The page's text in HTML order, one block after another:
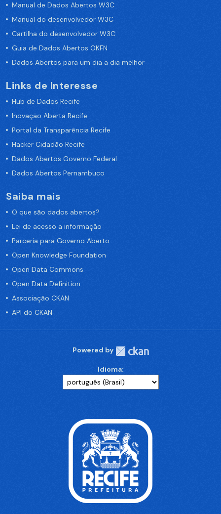
Manual de Dados Abertos W3C
Manual do desenvolvedor W3C
Cartilha do desenvolvedor W3C
Guia de Dados Abertos OKFN
Dados Abertos para um dia a dia melhor
Links de Interesse
Hub de Dados Recife
Inovação Aberta Recife
Portal da Transparência Recife
Hacker Cidadão Recife
Dados Abertos Governo Federal
Dados Abertos Pernambuco
Saiba mais
O que são dados abertos?
Lei de acesso a informação
Parceria para Governo Aberto
Open Knowledge Foundation
Open Data Commons
Open Data Definition
Associação CKAN
API do CKAN
Powered by
Idioma